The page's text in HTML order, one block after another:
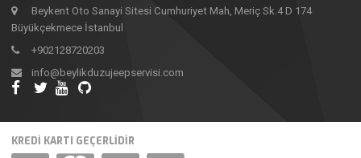
Beykent Oto Sanayi Sitesi Cumhuriyet Mah, Meriç Sk.4 D 174
Büyükçekmece İstanbul
+902128720203
info@beylikduzujeepservisi.com
KREDI KARTI GEÇERLIDIR